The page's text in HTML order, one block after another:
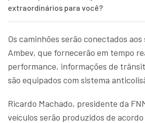
extraordinários para você?
Os caminhões serão conectados
Ambev, que fornecerão em tempo
performance, informações de
são equipados com sistema
Ricardo Machado, presidente da
veículos serão produzidos de acordo